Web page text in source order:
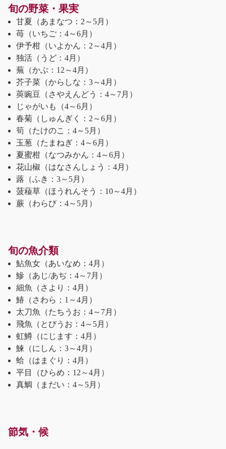
旬の野菜・果実
甘夏（あまなつ：2～5月）
苺（いちご：4～6月）
伊予柑（いよかん：2～4月）
独活（うど：4月）
蕪（かぶ：12～4月）
芥子菜（からしな：3～4月）
莢豌豆（さやえんどう：4～7月）
じゃがいも（4～6月）
春菊（しゅんぎく：2～6月）
筍（たけのこ：4～5月）
玉葱（たまねぎ：4～6月）
夏蜜柑（なつみかん：4～6月）
花山椒（はなさんしょう：4月）
蕗（ふき：3～5月）
菠薐草（ほうれんそう：10～4月）
蕨（わらび：4～5月）
旬の魚介類
鮎魚女（あいなめ：4月）
鰺（あじ/あぢ：4～7月）
細魚（さより：4月）
鰆（さわら：1～4月）
太刀魚（たちうお：4～7月）
飛魚（とびうお：4～5月）
虹鱒（にじます：4月）
鰊（にしん：3～4月）
蛤（はまぐり：4月）
平目（ひらめ：12～4月）
真鯛（まだい：4～5月）
節気・候